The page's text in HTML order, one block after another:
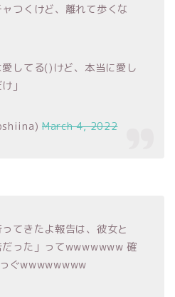
つくけど、離れて歩くな
してる()けど、本当に愛し
」
March 4, 2022
てきたよ報告は、彼女と
だった」ってwwwwwww 確
ぐwwwwwwww